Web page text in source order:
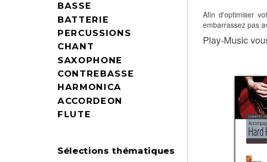
BASSE
BATTERIE
PERCUSSIONS
CHANT
SAXOPHONE
CONTREBASSE
HARMONICA
ACCORDEON
FLUTE
Sélections thématiques
Afin d'optimiser
embarrassez pas
Play-Music